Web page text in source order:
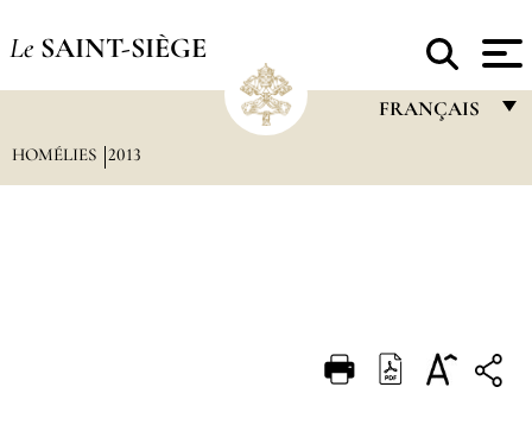
Le SAINT-SIÈGE
FRANÇAIS
DEUTSCH
HOMÉLIES 2013